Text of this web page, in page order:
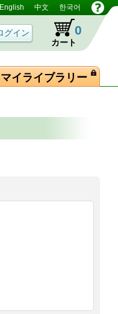
English 中文 한국어
カート
0
マイライブラリー